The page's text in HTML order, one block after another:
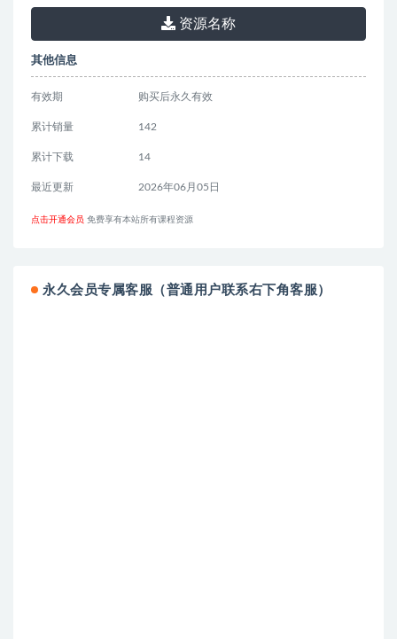
资源名称
其他信息
有效期 购买后永久有效
累计销量 142
累计下载 14
最近更新 2026年06月05日
点击开通会员 免费享有本站所有课程资源
永久会员专属客服（普通用户联系右下角客服）